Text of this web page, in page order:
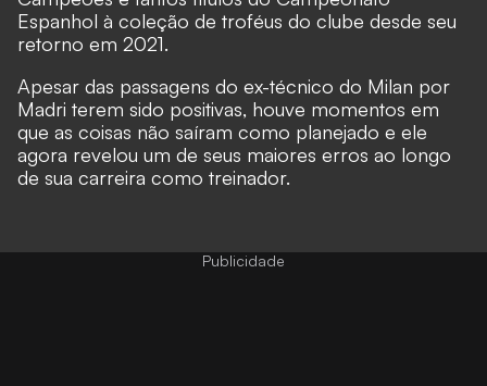
Espanhol à coleção de troféus do clube desde seu
retorno em 2021.
Apesar das passagens do ex-técnico do Milan por
Madri terem sido positivas, houve momentos em
que as coisas não saíram como planejado e ele
agora revelou um de seus maiores erros ao longo
de sua carreira como treinador.